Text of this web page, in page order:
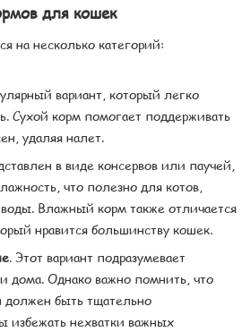
для кошек
на несколько категорий:
вариант, который легко
Сухой корм помогает поддерживать
удаляя налет.
в виде консервов или паучей,
что полезно для котов,
Влажный корм также отличается
нравится большинству кошек.
. Этот вариант подразумевает
дома. Однако важно помнить, что
должен быть тщательно
избежать нехватки важных